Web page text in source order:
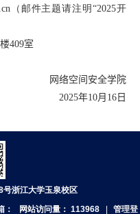
（邮件主题请注明“2025开
409室
网络空间安全学院
2025年10月 16 日
号浙江大学玉泉校区
：
网站访问量： 113968 管理登